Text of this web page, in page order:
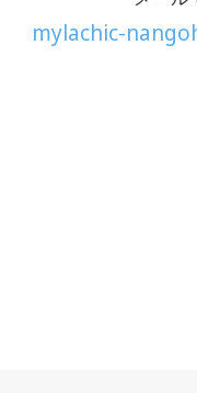
mylachic-